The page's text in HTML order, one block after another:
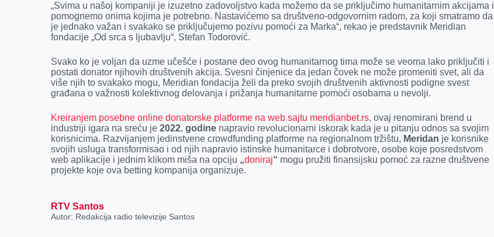
„Svima u našoj kompaniji je izuzetno zadovoljstvo kada možemo da se priključimo humanitarnim akcijama i
pomognemo onima kojima je potrebno. Nastavićemo sa društveno-odgovornim radom, za koji smatramo da
je jednako važan i svakako se priključujemo pozivu pomoći za Marka“, rekao je predstavnik Meridian
fondacije „Od srca s ljubavlju“, Stefan Todorović.
Svako ko je voljan da uzme učešće i postane deo ovog humanitarnog tima može se veoma lako priključiti i
postati donator njihovih društvenih akcija. Svesni činjenice da jedan čovek ne može promeniti svet, ali da
više njih to svakako mogu, Meridian fondacija želi da preko svojih društvenih aktivnosti podigne svest
građana o važnosti kolektivnog delovanja i prižanja humanitarne pomoći osobama u nevolji.
Kreiranjem posebne online donatorske platforme na web sajtu meridianbet.rs, ovaj renomirani brend u
industriji igara na sreću je 2022. godine napravio revolucionarni iskorak kada je u pitanju odnos sa svojim
korisnicima. Razvijanjem jedinstvene crowdfunding platforme na regionalnom tržištu, Meridan je korisnike
svojih usluga transformisao i od njih napravio istinske humanitarce i dobrotvore, osobe koje posredstvom
web aplikacije i jednim klikom miša na opciju „doniraj“ mogu pružiti finansijsku pomoć za razne društvene
projekte koje ova betting kompanija organizuje.
RTV Santos
Autor: Redakcija radio televizije Santos